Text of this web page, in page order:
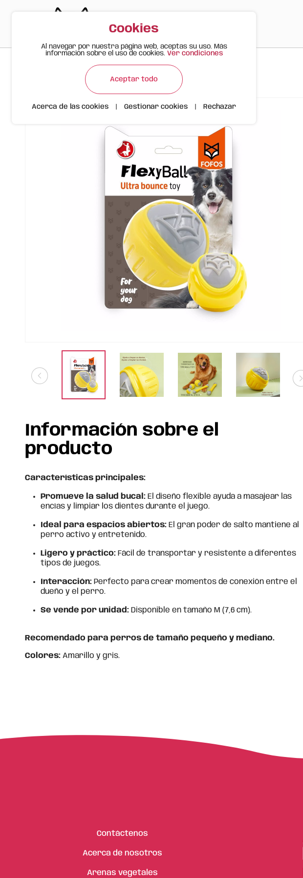
Productos > > Pelota Flexible Súper Saltarina M | FOFOS
Información sobre el
producto
Características principales:
Promueve la salud bucal: El diseño flexible ayuda a masajear las
encías y limpiar los dientes durante el juego.
Ideal para espacios abiertos: El gran poder de salto mantiene al
perro activo y entretenido.
Ligero y práctico: Fácil de transportar y resistente a diferentes
tipos de juegos.
Interacción: Perfecto para crear momentos de conexión entre el
dueño y el perro.
Se vende por unidad: Disponible en tamaño M (7,6 cm).
Recomendado para perros de tamaño pequeño y mediano.
Colores: Amarillo y gris.
Contáctenos
Acerca de nosotros
Arenas vegetales
Cookies
Al navegar por nuestra página web, aceptas su uso. Más
información sobre el uso de cookies. Ver condiciones
Aceptar todo
Acerca de las cookies Gestionar cookies Rechazar